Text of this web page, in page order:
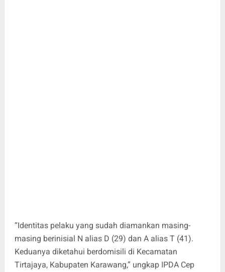
“Identitas pelaku yang sudah diamankan masing-
masing berinisial N alias D (29) dan A alias T (41).
Keduanya diketahui berdomisili di Kecamatan
Tirtajaya, Kabupaten Karawang,” ungkap IPDA Cep